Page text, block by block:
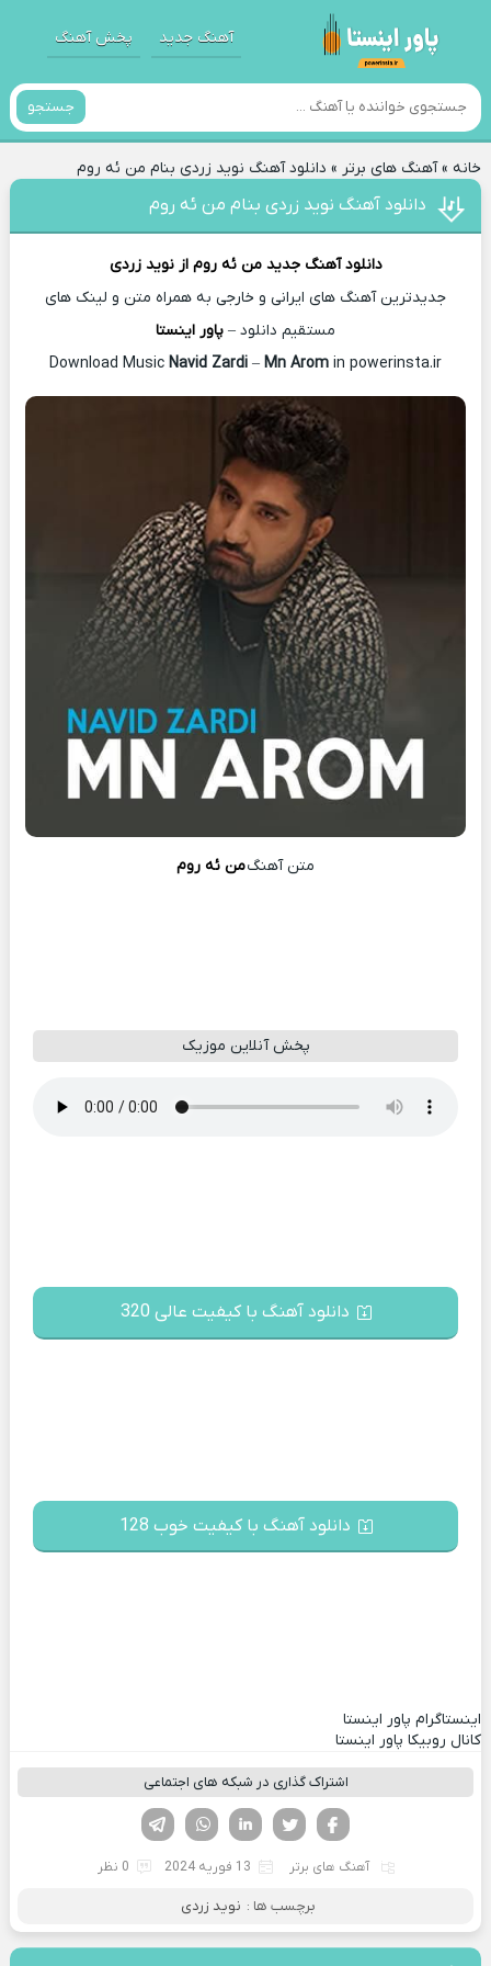
آهنگ جدید پخش آهنگ
جستجو
خانه»آهنگ های برتر » دانلود آهنگ نوید زردی بنام من ئه روم
دانلود آهنگ نوید زردی بنام من ئه روم
دانلود آهنگ جدید من ئه روم ازنوید زردی
جدیدترین آهنگ های ایرانی و خارجی به همراه متن و لینک های
مستقیم دانلود – پاور اینستا
Download Music
Navid Zardi– Mn Arom in powerinsta.ir
متن آهنگمن ئه روم
پخش آنلاین موزیک
دانلود آهنگ با کیفیت عالی 320
دانلود آهنگ با کیفیت خوب 128
اینستاگرام پاور اینستا
کانال روبیکا پاور اینستا
اشتراک گذاری در شبکه های اجتماعی
لینکدین تویتر
فیسوک
آهنگ های برتر 13 فوریه 2024 0 نظر
برچسب ها : نوید زردی